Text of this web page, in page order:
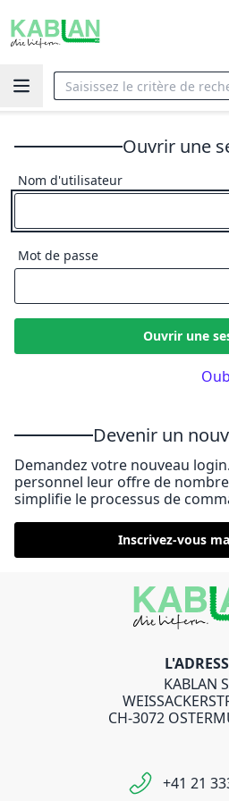
Ouvrir une
Nom d'utilisateur
Mot de passe
Ouvrir une
Devenir un
Demandez votre nouveau
personnel leur offre de
simplifie le processus de
Inscrivez-vous
KABLAN
CH-3072
+41 21